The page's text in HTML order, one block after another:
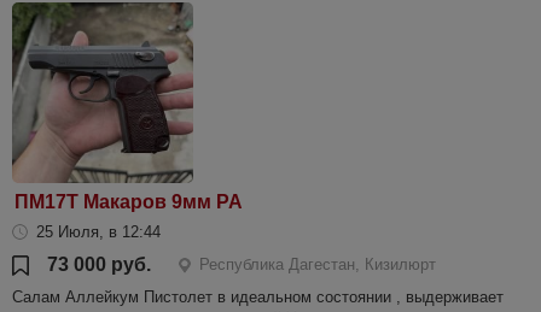
ПМ17Т Макаров 9мм РА
25 Июля, в 12:44
73 000 руб.
Республика Дагестан, Кизилюрт
Салам Аллейкум Пистолет в идеальном состоянии , выдерживает